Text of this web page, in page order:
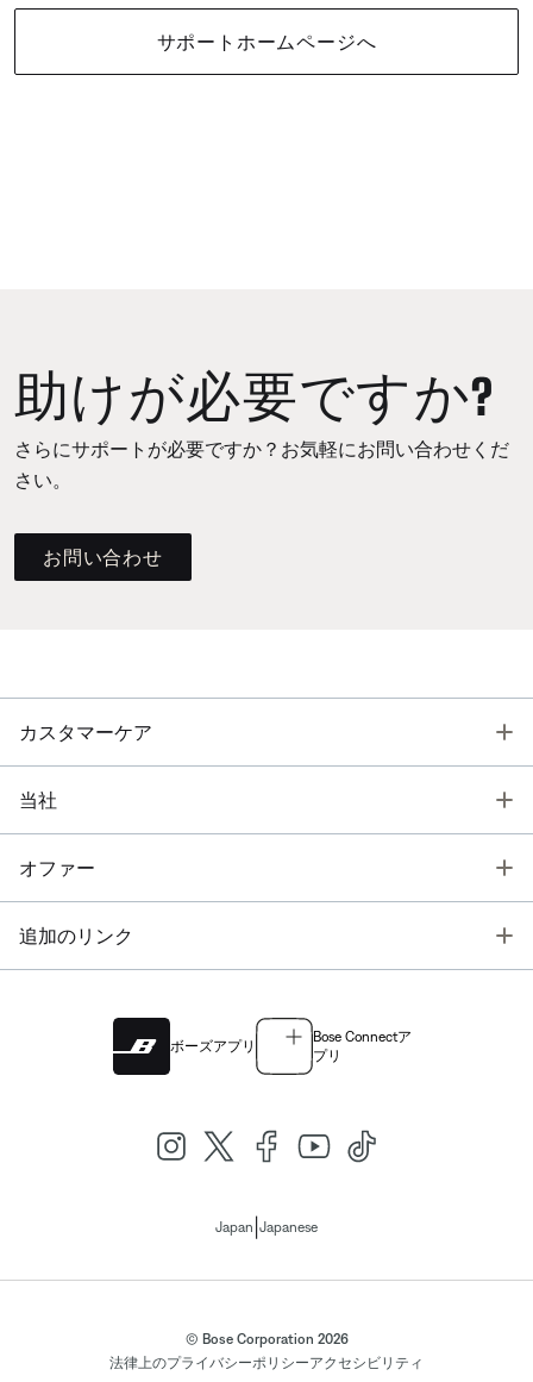
サポートホームページへ
助けが必要ですか?
さらにサポートが必要ですか？お気軽にお問い合わせくだ
さい。
お問い合わせ
カスタマーケア
当社
オファー
追加のリンク
ボーズアプリ
Bose Connectア
プリ
Japan Japanese
© Bose Corporation 2026
法律上のプライバシーポリシーアクセシビリティ